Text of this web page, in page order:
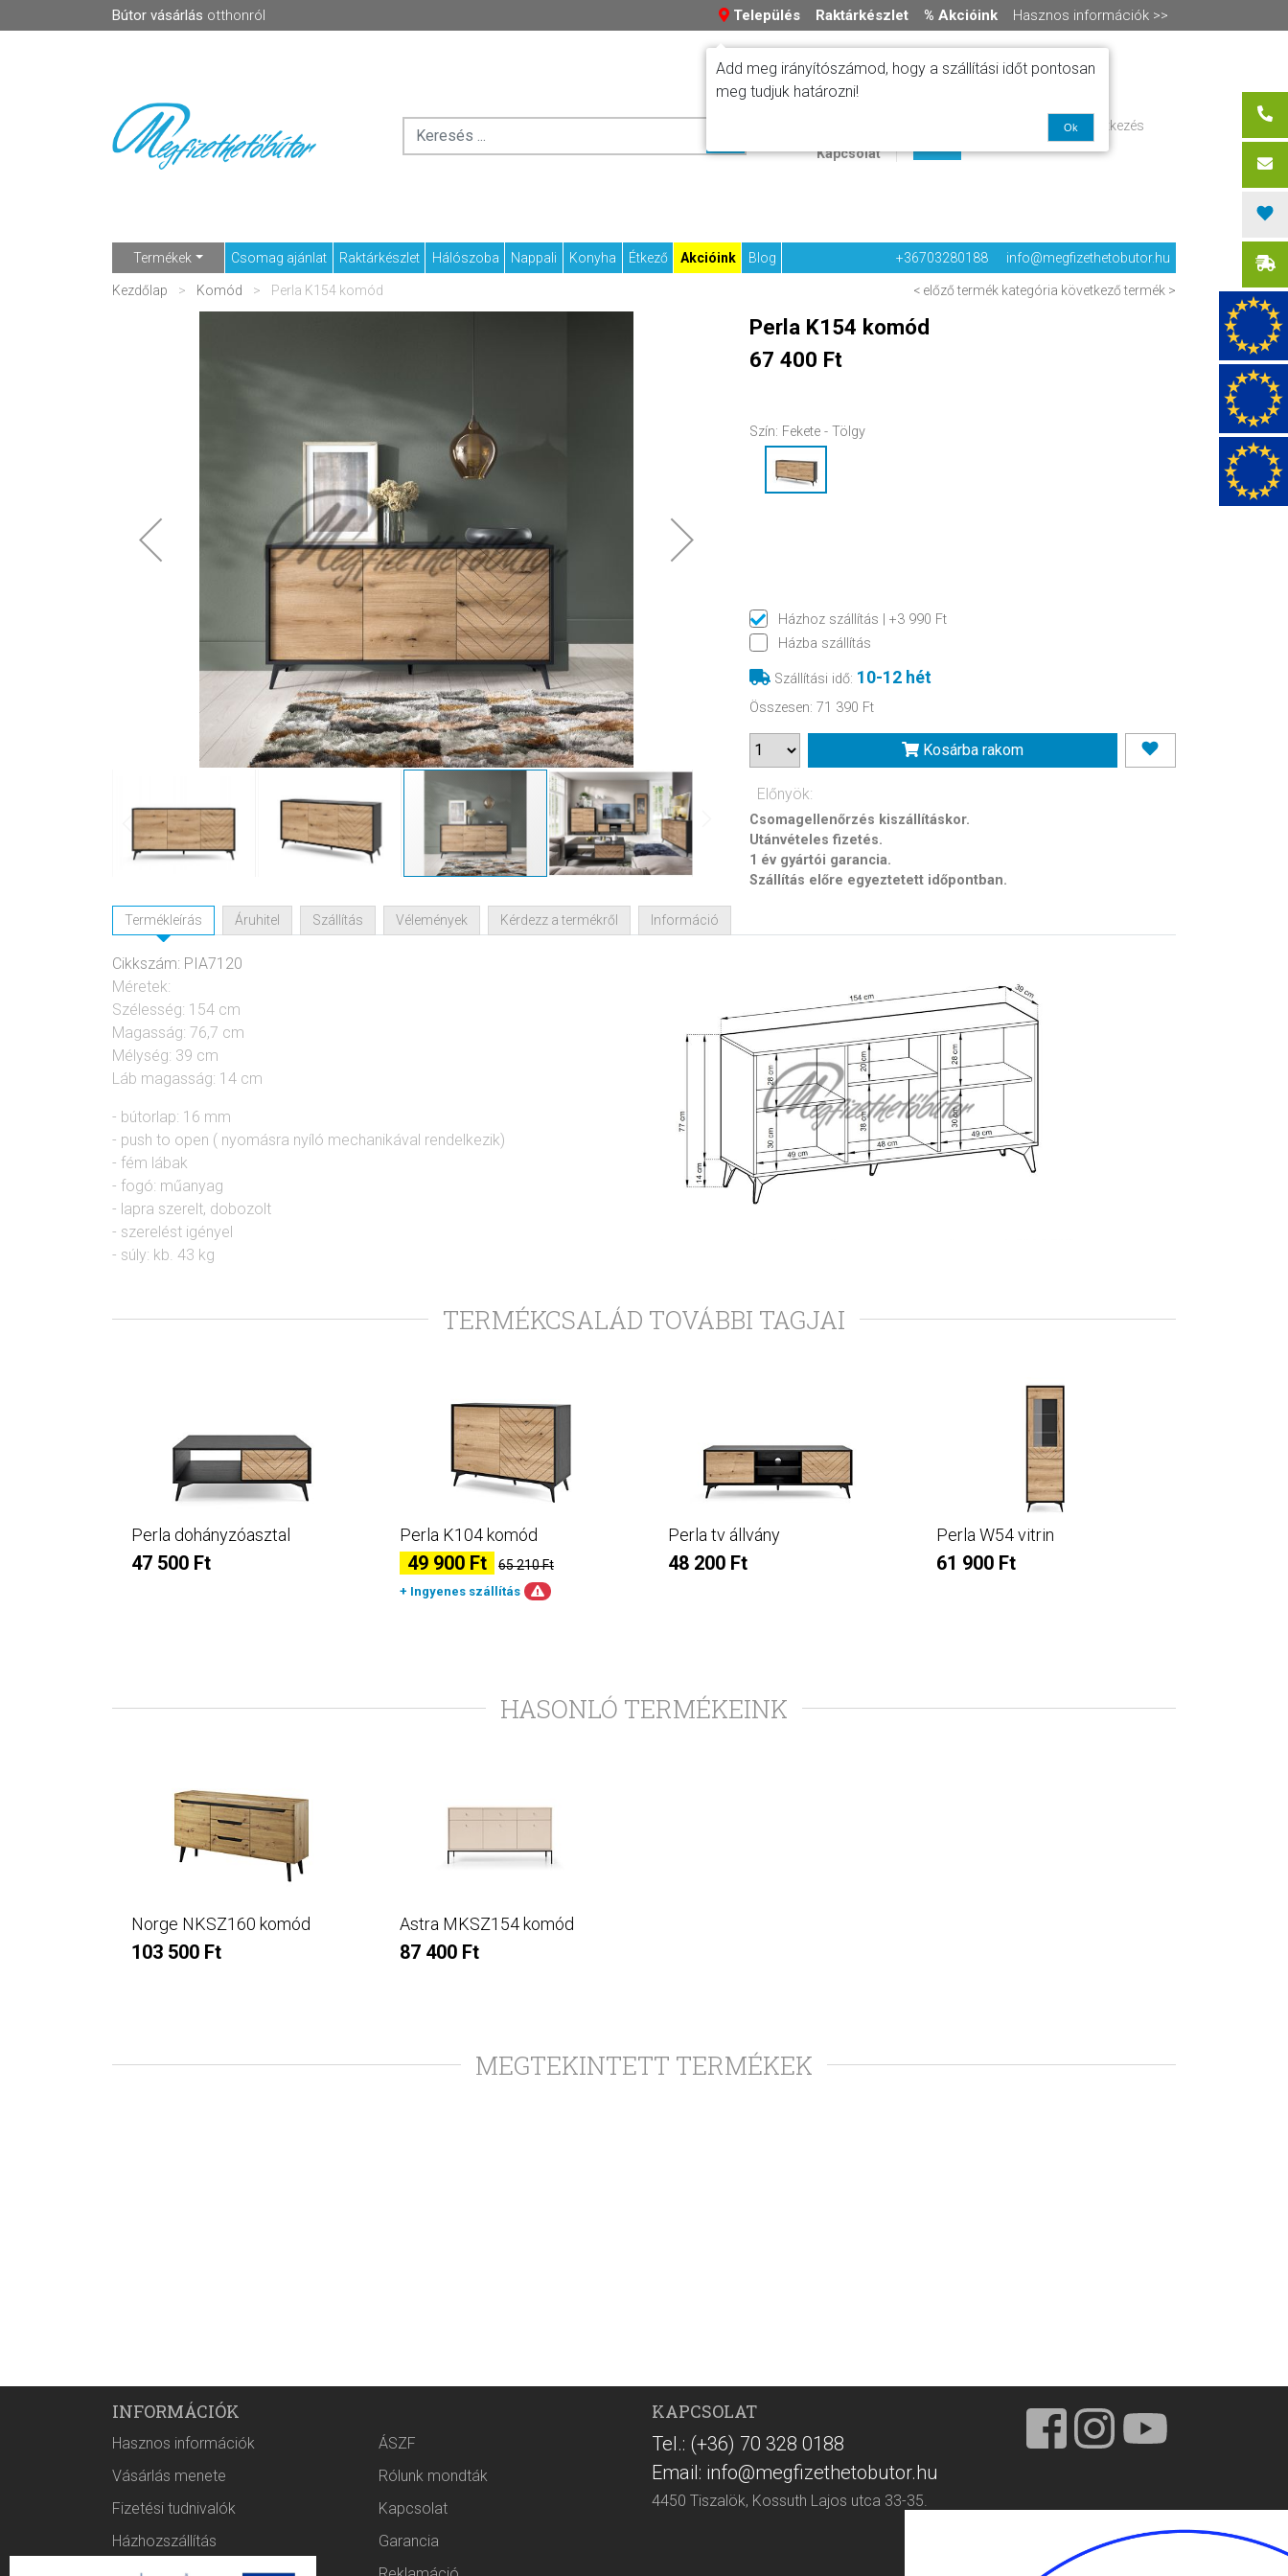
Bútor vásárlás otthonról Település Raktárkészlet % Akcióink Hasznos információk >>
Kapcsolat
Regisztráció / bejelentkezés
0 Ft
Termékek Csomag ajánlat Raktárkészlet Hálószoba Nappali Konyha Étkező Akcióink Blog +36703280188 info@megfizethetobutor.hu
Kezdőlap Komód Perla K154 komód < előző termék kategória következő termék >
Perla K154 komód
67 400 Ft
Szín: Fekete - Tölgy
Házhoz szállítás
| +3 990 Ft
Házba szállítás
Szállítási idő: 10-12 hét
Összesen: 71 390 Ft
Kosárba rakom
Előnyök:
Csomagellenőrzés kiszállításkor.
Utánvételes fizetés.
1 év gyártói garancia.
Szállítás előre egyeztetett időpontban.
Termékleírás Áruhitel Szállítás Vélemények Kérdezz a termékről Információ
Cikkszám: PIA7120
Méretek:
Szélesség: 154 cm
Magasság: 76,7 cm
Mélység: 39 cm
Láb magasság: 14 cm
- bútorlap: 16 mm
- push to open ( nyomásra nyíló mechanikával rendelkezik)
- fém lábak
- fogó: műanyag
- lapra szerelt, dobozolt
- szerelést igényel
- súly: kb. 43 kg
TERMÉKCSALÁD TOVÁBBI TAGJAI
Perla dohányzóasztal
47 500 Ft
Perla K104 komód
49 900 Ft 65 210 Ft
+ Ingyenes szállítás
Perla tv állvány
48 200 Ft
Perla W54 vitrin
61 900 Ft
HASONLÓ TERMÉKEINK
Norge NKSZ160 komód
103 500 Ft
Astra MKSZ154 komód
87 400 Ft
MEGTEKINTETT TERMÉKEK
INFORMÁCIÓK
Hasznos információk
ÁSZF
Vásárlás menete
Rólunk mondták
Fizetési tudnivalók
Kapcsolat
Házhozszállítás
Garancia
KAPCSOLAT
Tel.: (+36) 70 328 0188
Email: info@megfizethetobutor.hu
4450 Tiszalök, Kossuth Lajos utca 33-35.
Add meg irányítószámod, hogy a szállítási időt pontosan
meg tudjuk határozni!
Ok